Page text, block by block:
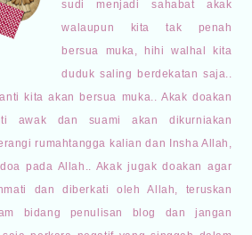
sudi menjadi sahabat akak
walaupun kita tak penah
bersua muka, hihi walhal kita
duduk saling berdekatan saja..
kita akan bersua muka.. Akak doakan
awak dan suami akan dikurniakan
rumahtangga kalian dan Insha Allah,
pada Allah.. Akak jugak doakan agar
dan diberkati oleh Allah, teruskan
bidang penulisan blog dan jangan